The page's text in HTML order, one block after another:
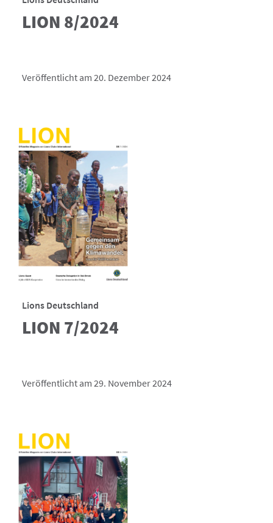
LION 8/2024
Veröffentlicht am 20. Dezember 2024
Lions Deutschland
LION 7/2024
Veröffentlicht am 29. November 2024